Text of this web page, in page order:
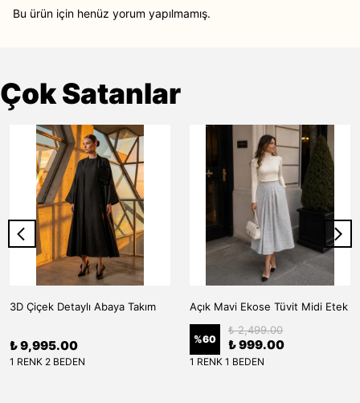
Bu ürün için henüz yorum yapılmamış.
Çok Satanlar
3D Çiçek Detaylı Abaya Takım
₺ 9,995.00
1 RENK 2 BEDEN
Açık Mavi Ekose Tüvit Midi Etek
%60
₺ 2,499.00
₺ 999.00
1 RENK 1 BEDEN